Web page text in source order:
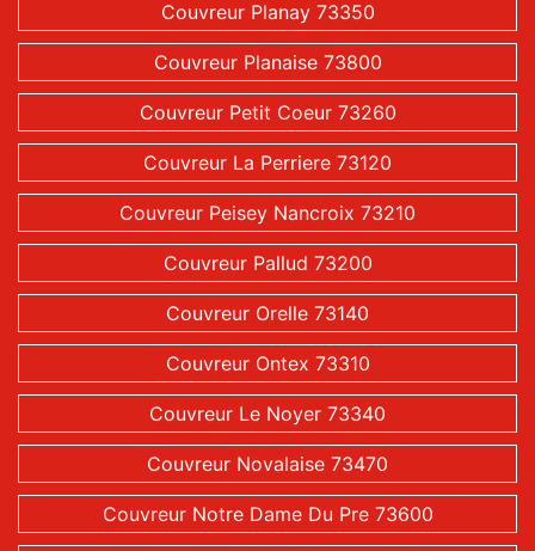
Couvreur Planay 73350
Couvreur Planaise 73800
Couvreur Petit Coeur 73260
Couvreur La Perriere 73120
Couvreur Peisey Nancroix 73210
Couvreur Pallud 73200
Couvreur Orelle 73140
Couvreur Ontex 73310
Couvreur Le Noyer 73340
Couvreur Novalaise 73470
Couvreur Notre Dame Du Pre 73600